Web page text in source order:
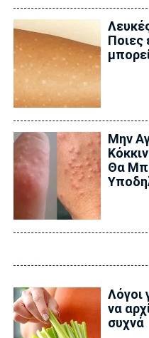
Ποιες
Μην
Θα
Λόγοι
να
συχνά